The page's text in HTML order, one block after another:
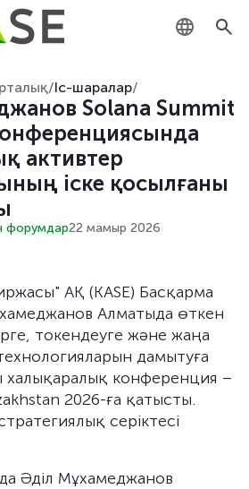
RU
/Іс-шаралар/
Solana Summit
активтер
іске қосылғаны
форумдар22 мамыр 2026
АҚ (KASE) Басқарма
Алматыда өткен
токендеуге және жаңа
дамытуға
халықаралық конференция –
2026-ға қатысты.
серіктесі
Әділ Мұхамеджанов